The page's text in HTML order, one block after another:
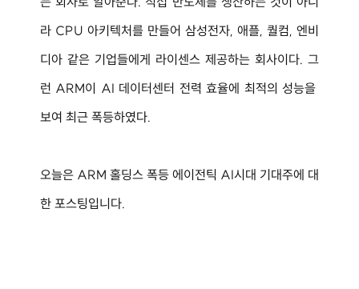
라 CPU 아키텍처를 만들어 삼성전자, 애플, 퀄컴, 엔비
디아 같은 기업들에게 라이센스 제공하는 회사이다. 그
런 ARM이 AI 데이터센터 전력 효율에 최적의 성능을
보여 최근 폭등하였다.
오늘은 ARM 홀딩스 폭등 에이전틱 AI시대 기대주에 대
한 포스팅입니다.